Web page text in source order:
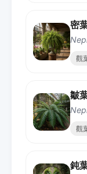
密
觀
皺
觀
鈍